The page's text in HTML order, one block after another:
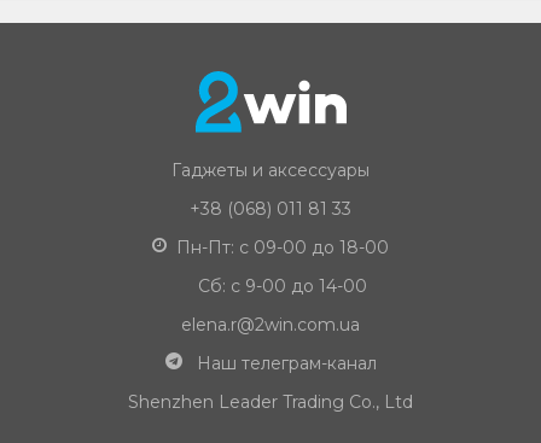
Гаджеты и аксессуары
+38 (068) 011 81 33
Пн-Пт: с 09-00 до 18-00
Сб: с 9-00 до 14-00
elena.r@2win.com.ua
Наш телеграм-канал
Shenzhen Leader Trading Co., Ltd